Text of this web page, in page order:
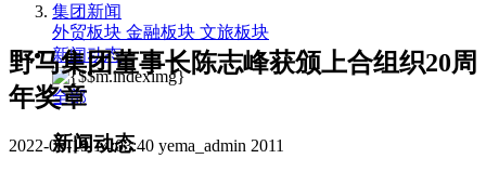
外贸板块 金融板块 文旅板块
新闻动态
全部
新闻动态
集团新闻
野马集团董事长陈志峰获颁上合组织20周
年奖章
2022-08-19 14:03:40 yema_admin 2011